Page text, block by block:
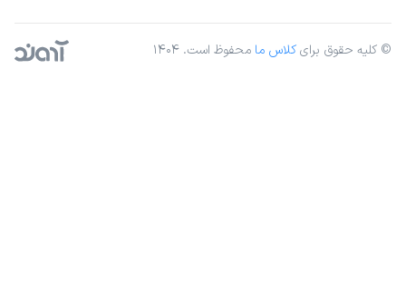
© کلیه حقوق برایکلاس ما محفوظ است. ۱۴۰۴